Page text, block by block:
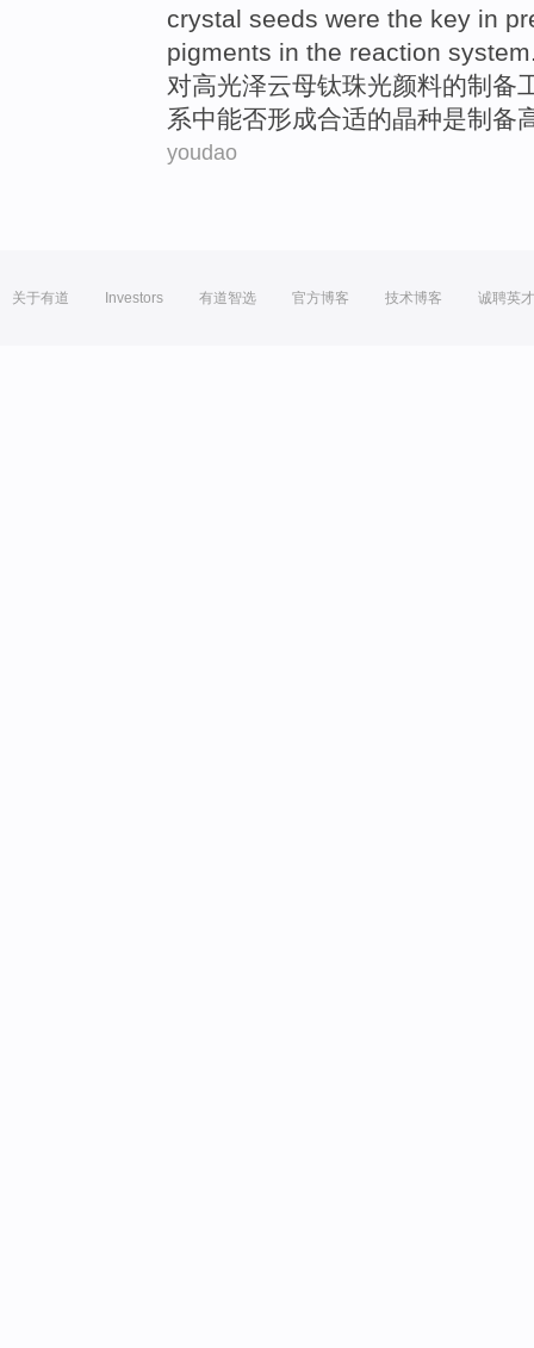
crystal seeds were the key in
pigments in the reaction system
对高光泽云母钛珠光颜料的制备
系中能否形成合适的晶种是制备
youdao
关于有道 Investors 有道智选 官方博客 技术博客 诚聘英才